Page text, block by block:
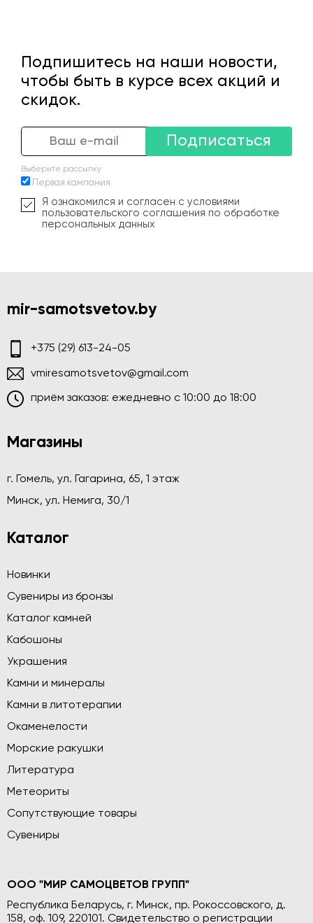
Подпишитесь на наши новости,
чтобы быть в курсе всех акций и
скидок.
Подписаться
Выберите рассылку
Первая кампания
Я ознакомился и согласен с условиями
пользовательского соглашения по обработке
персональных данных
mir-samotsvetov.by
+375 (29) 613-24-05
vmiresamotsvetov@gmail.com
приём заказов: ежедневно c 10:00 до 18:00
Магазины
г. Гомель, ул. Гагарина, 65, 1 этаж
Минск, ул. Немига, 30/1
Каталог
Новинки
Сувениры из бронзы
Каталог камней
Кабошоны
Украшения
Камни и минералы
Камни в литотерапии
Окаменелости
Морские ракушки
Литература
Метеориты
Сопутствующие товары
Сувениры
ООО "МИР САМОЦВЕТОВ ГРУПП"
Республика Беларусь, г. Минск, пр. Рокоссовского, д.
158, оф. 109, 220101. Свидетельство о регистрации